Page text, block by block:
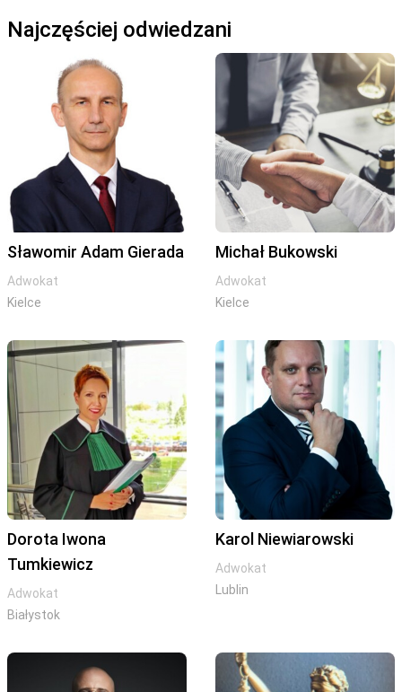
Najczęściej odwiedzani
Sławomir Adam Gierada
Adwokat
Kielce
Michał Bukowski
Adwokat
Kielce
Dorota Iwona
Tumkiewicz
Adwokat
Białystok
Karol Niewiarowski
Adwokat
Lublin